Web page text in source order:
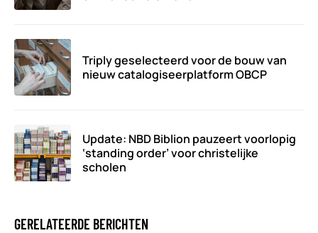
Triply geselecteerd voor de bouw van
nieuw catalogiseerplatform OBCP
Update: NBD Biblion pauzeert voorlopig
‘standing order’ voor christelijke
scholen
GERELATEERDE BERICHTEN